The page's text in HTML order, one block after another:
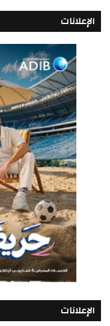
الإعلانات
الإعلانات